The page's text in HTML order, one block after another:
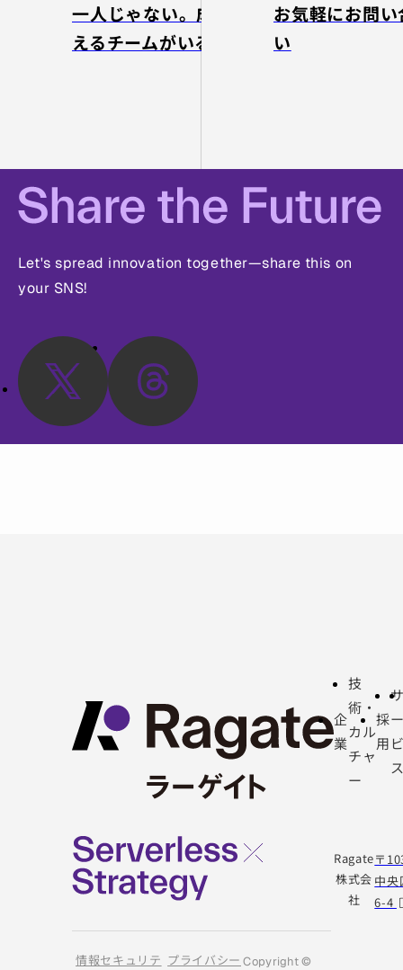
リソースを提供し
ます。
一人じゃない。成長を支
えるチームがいる。
お気軽にお問
い
Let's spread innovation together—share this on
your SNS!
企
業
技
術・
カル
チャ
ー
採
用
Ragate
株式会
社
〒
中央
6-4
情報セキュリテ プライバシー Copyright ©